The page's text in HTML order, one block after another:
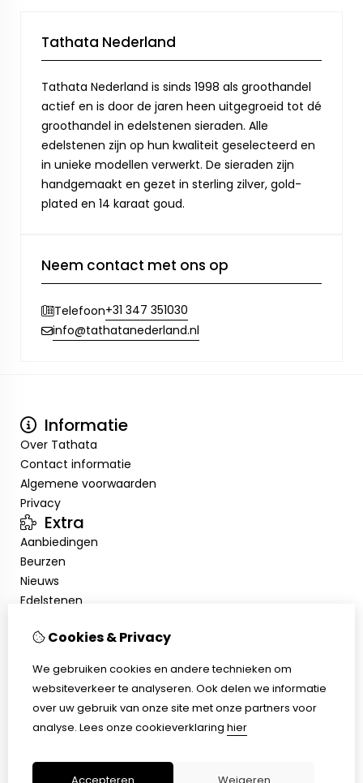
Tathata Nederland
Tathata Nederland is sinds 1998 als groothandel
actief en is door de jaren heen uitgegroeid tot dé
groothandel in edelstenen sieraden. Alle
edelstenen zijn op hun kwaliteit geselecteerd en
in unieke modellen verwerkt. De sieraden zijn
handgemaakt en gezet in sterling zilver, gold-
plated en 14 karaat goud.
Neem contact met ons op
Telefoon+31 347 351030
info@tathatanederland.nl
Informatie
Over Tathata
Contact informatie
Algemene voorwaarden
Privacy
Extra
Aanbiedingen
Beurzen
Nieuws
Edelstenen
Mijn account
Bestelhistorie
Klantenservice
Contact
Cookies & Privacy
We gebruiken cookies en andere technieken om
websiteverkeer te analyseren. Ook delen we informatie
over uw gebruik van onze site met onze partners voor
analyse. Lees onze cookieverklaring hier